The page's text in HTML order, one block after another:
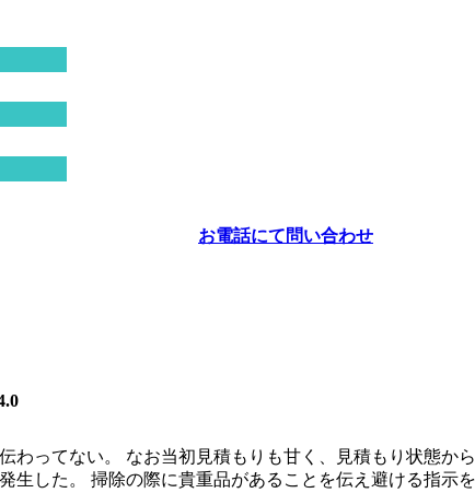
お電話にて問い合わせ
わってない。 なお当初見積もりも甘く、見積もり状態か
生した。 掃除の際に貴重品があることを伝え避ける指示